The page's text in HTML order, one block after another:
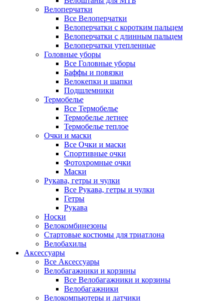
Велоперчатки
Все Велоперчатки
Велоперчатки с коротким пальцем
Велоперчатки с длинным пальцем
Велоперчатки утепленные
Головные уборы
Все Головные уборы
Баффы и повязки
Велокепки и шапки
Подшлемники
Термобелье
Все Термобелье
Термобелье летнее
Термобелье теплое
Очки и маски
Все Очки и маски
Спортивные очки
Фотохромные очки
Маски
Рукава, гетры и чулки
Все Рукава, гетры и чулки
Гетры
Рукава
Носки
Велокомбинезоны
Стартовые костюмы для триатлона
Велобахилы
Аксессуары
Все Аксессуары
Велобагажники и корзины
Все Велобагажники и корзины
Велобагажники
Велокомпьютеры и датчики